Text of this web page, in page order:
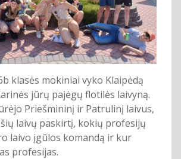
klasės mokiniai vyko Klaipėdą
jūrų pajėgų flotilės laivyną.
Priešmininį ir Patrulinį laivus,
laivų paskirtį, kokių profesijų
laivo įgūlos komandą ir kur
profesijas.